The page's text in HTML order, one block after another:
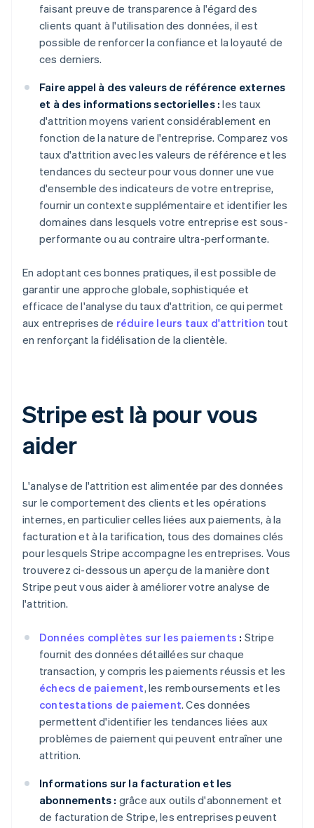
faisant preuve de transparence à l'égard des
clients quant à l'utilisation des données, il est
possible de renforcer la confiance et la loyauté de
ces derniers.
Faire appel à des valeurs de référence externes
et à des informations sectorielles : les taux
d'attrition moyens varient considérablement en
fonction de la nature de l'entreprise. Comparez vos
taux d'attrition avec les valeurs de référence et les
tendances du secteur pour vous donner une vue
d'ensemble des indicateurs de votre entreprise,
fournir un contexte supplémentaire et identifier les
domaines dans lesquels votre entreprise est sous-
performante ou au contraire ultra-performante.
En adoptant ces bonnes pratiques, il est possible de
garantir une approche globale, sophistiquée et
efficace de l'analyse du taux d'attrition, ce qui permet
aux entreprises de réduire leurs taux d'attrition tout
en renforçant la fidélisation de la clientèle.
Stripe est là pour vous
aider
L'analyse de l'attrition est alimentée par des données
sur le comportement des clients et les opérations
internes, en particulier celles liées aux paiements, à la
facturation et à la tarification, tous des domaines clés
pour lesquels Stripe accompagne les entreprises. Vous
trouverez ci-dessous un aperçu de la manière dont
Stripe peut vous aider à améliorer votre analyse de
l'attrition.
Données complètes sur les paiements : Stripe
fournit des données détaillées sur chaque
transaction, y compris les paiements réussis et les
échecs de paiement, les remboursements et les
contestations de paiement. Ces données
permettent d'identifier les tendances liées aux
problèmes de paiement qui peuvent entraîner une
attrition.
Informations sur la facturation et les
abonnements : grâce aux outils d'abonnement et
de facturation de Stripe, les entreprises peuvent